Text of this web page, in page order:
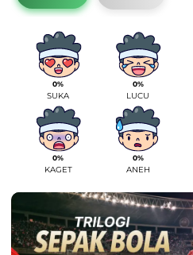
0%
SUKA
0%
LUCU
0%
KAGET
0%
ANEH